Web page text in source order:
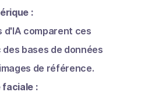
:
d'IA comparent ces
bases de données
de référence.
faciale :